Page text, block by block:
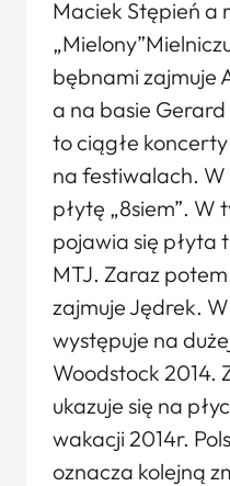
Maciek Stępień a
bębnami zajmuje
a na basie
to ciągłe
na festiwalach. W
płytę „8siem”. W
pojawia się płyta
MTJ. Zaraz
zajmuje Jędrek.
występuje na
Woodstock 2014.
ukazuje się na
wakacji 2014r.
oznacza kolejną